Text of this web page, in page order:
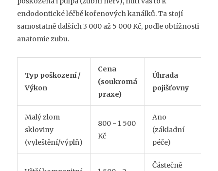
endodontické léčbě kořenových kanálků. Ta stojí
samostatně dalších 3 000 až 5 000 Kč, podle obtížnosti
anatomie zubu.
Typ poškození /
Výkon
Cena
(soukromá
praxe)
Úhrada
pojišťovny
Malý zlom
skloviny
(vyleštění/výplň)
800 - 1 500
Kč
Ano
(základní
péče)
Částečně